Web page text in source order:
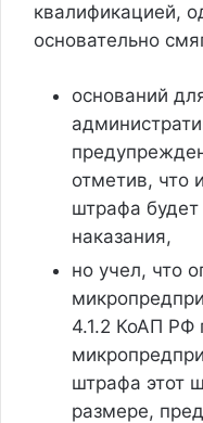
квалификацией,
основательно
оснований
отметив, что
штрафа
наказания,
но учел, что
4.1.2 КоАП РФ
штрафа этот
размере,